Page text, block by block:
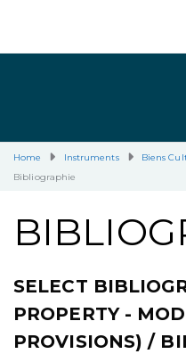
Home Instruments Biens
Bibliographie
SELECT
PROPERTY -
PROVISIONS) /